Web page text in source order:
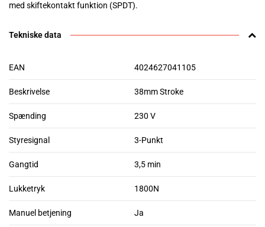
med skiftekontakt funktion (SPDT).
Tekniske data
EAN 4024627041105
Beskrivelse 38mm Stroke
Spænding 230 V
Styresignal 3-Punkt
Gangtid 3,5 min
Lukketryk 1800N
Manuel betjening Ja